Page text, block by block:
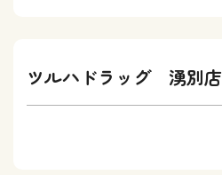
ツルハドラッグ 湧別店